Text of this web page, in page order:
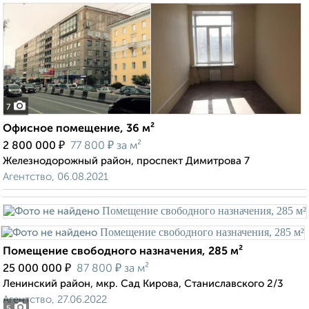
7
Офисное помещение, 36 м²
2 800 000 ₽ 77 800 ₽ за м²
Железнодорожный район, проспект Димитрова 7
Агентство, 06.08.2021
Помещение свободного назначения, 285 м²
25 000 000 ₽ 87 800 ₽ за м²
Ленинский район, мкр. Сад Кирова, Станиславского 2/3
Агентство, 27.06.2022